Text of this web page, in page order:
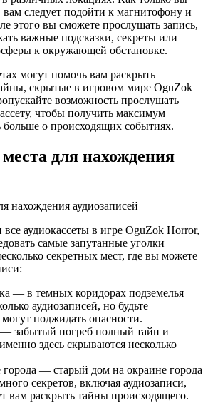
вам следует подойти к магнитофону и
этого вы сможете прослушать запись,
важные подсказки, секреты или
к окружающей обстановке.
могут помочь вам раскрыть
скрытые в игровом мире OguZok
возможность прослушать
чтобы получить максимум
о происходящих событиях.
для нахождения
нахождения аудиозаписей
аудиокассеты в игре OguZok Horror,
самые запутанные уголки
секретных мест, где вы можете
— в темных коридорах подземелья
аудиозаписей, но будьте
поджидать опасности.
забытый погреб полный тайн и
здесь скрываются несколько
— старый дом на окраине города
секретов, включая аудиозаписи,
вам раскрыть тайны происходящего.